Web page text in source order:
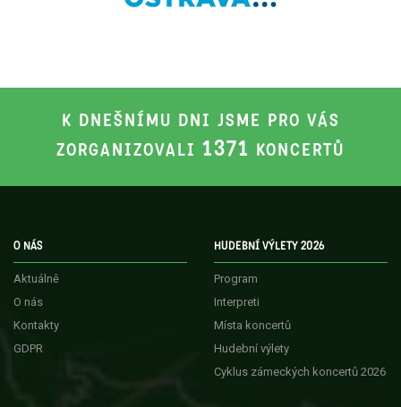
K DNEŠNÍMU DNI JSME PRO VÁS
ZORGANIZOVALI 1371 KONCERTŮ
O NÁS
Aktuálně
O nás
Kontakty
GDPR
HUDEBNÍ VÝLETY 2026
Program
Interpreti
Místa koncertů
Hudební výlety
Cyklus zámeckých koncertů 2026